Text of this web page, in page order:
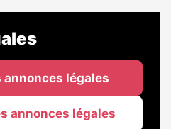
abonnés
annonces légales
annonces légales